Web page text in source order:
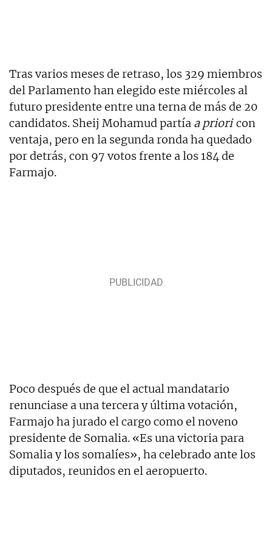
Tras varios meses de retraso, los 329 miembros
del Parlamento han elegido este miércoles al
futuro presidente entre una terna de más de 20
candidatos. Sheij Mohamud partía a prioricon
ventaja, pero en la segunda ronda ha quedado
por detrás, con 97 votos frente a los 184 de
Farmajo.
Poco después de que el actual mandatario
renunciase a una tercera y última votación,
Farmajo ha jurado el cargo como el noveno
presidente de Somalia. «Es una victoria para
Somalia y los somalíes», ha celebrado ante los
diputados, reunidos en el aeropuerto.